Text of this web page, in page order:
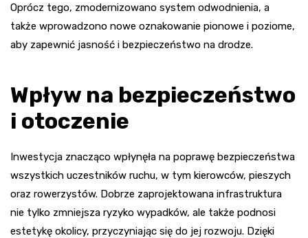
Oprócz tego, zmodernizowano system odwodnienia, a
także wprowadzono nowe oznakowanie pionowe i poziome,
aby zapewnić jasność i bezpieczeństwo na drodze.
Wpływ na bezpieczeństwo
i otoczenie
Inwestycja znacząco wpłynęła na poprawę bezpieczeństwa
wszystkich uczestników ruchu, w tym kierowców, pieszych
oraz rowerzystów. Dobrze zaprojektowana infrastruktura
nie tylko zmniejsza ryzyko wypadków, ale także podnosi
estetykę okolicy, przyczyniając się do jej rozwoju. Dzięki